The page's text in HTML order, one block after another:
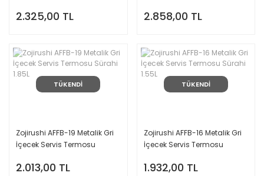
2.325,00 TL 2.858,00 TL
TÜKENDİ
Zojirushi AFFB-19 Metalik Gri
İçecek Servis Termosu
2.013,00 TL
TÜKENDİ
Zojirushi AFFB-16 Metalik Gri
İçecek Servis Termosu
1.932,00 TL